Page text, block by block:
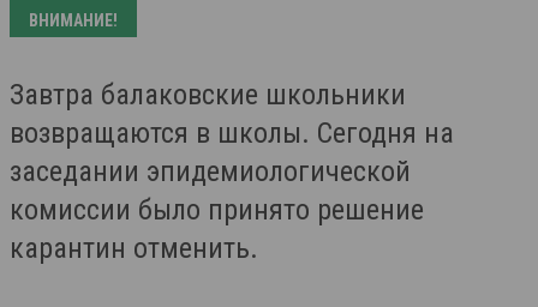
ВНИМАНИЕ!
Завтра балаковские школьники
возвращаются в школы. Сегодня на
заседании эпидемиологической
комиссии было принято решение
карантин отменить.